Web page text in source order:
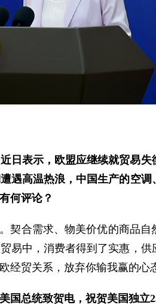
日表示，欧盟应继续就贸易
遇高温热浪，中国生产的空
何评论？
契合需求、物美价优的商品
易中，消费者得到了实惠，
贸关系，放弃你输我赢的心
国总统致贺电，祝贺美国独立